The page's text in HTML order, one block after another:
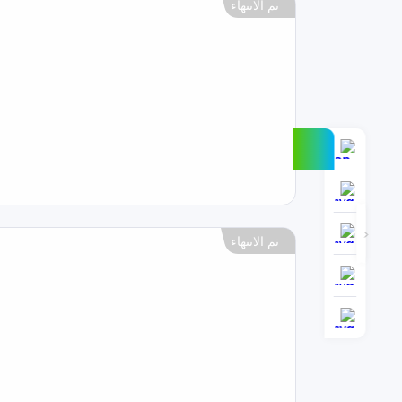
تم الانتهاء
تم الانتهاء